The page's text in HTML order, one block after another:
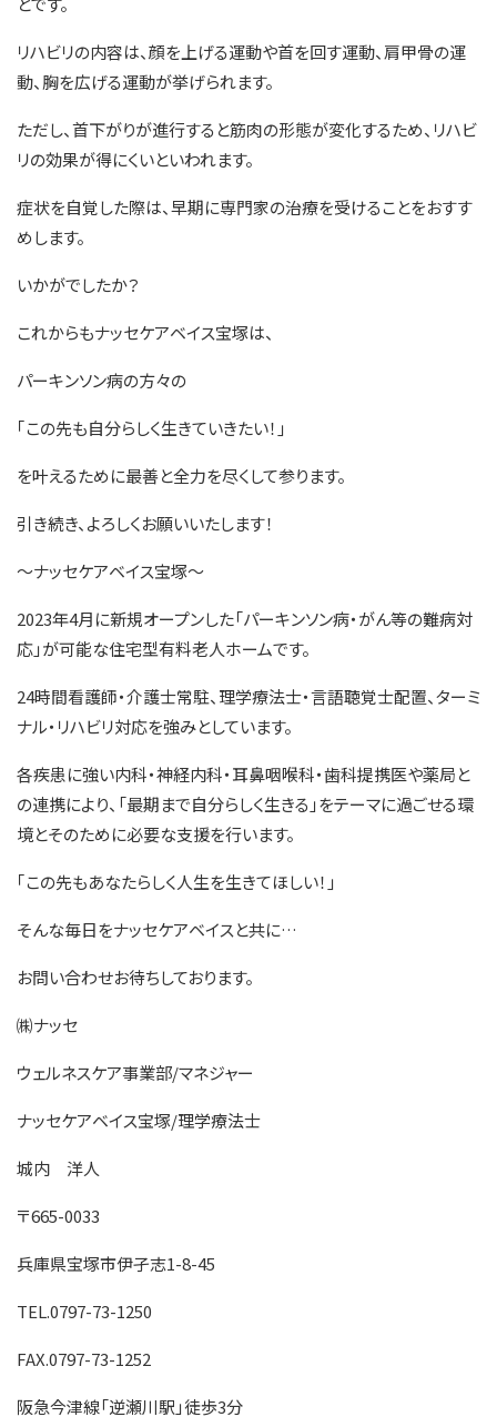
リハビリの内容は、顔を上げる運動や首を回す運動、肩甲骨の運
動、胸を広げる運動が挙げられます。
ただし、首下がりが進行すると筋肉の形態が変化するため、リハビ
リの効果が得にくいといわれます。
症状を自覚した際は、早期に専門家の治療を受けることをおすす
めします。
いかがでしたか？
これからもナッセケアベイス宝塚は、
パーキンソン病の方々の
｢この先も自分らしく生きていきたい！｣
を叶えるために最善と全力を尽くして参ります。
引き続き、よろしくお願いいたします！
～ナッセケアベイス宝塚～
2023年4月に新規オープンした「パーキンソン病・がん等の難病対
応」が可能な住宅型有料老人ホームです。
24時間看護師・介護士常駐、理学療法士・言語聴覚士配置、ターミ
ナル・リハビリ対応を強みとしています。
各疾患に強い内科・神経内科・耳鼻咽喉科・歯科提携医や薬局と
の連携により、「最期まで自分らしく生きる」をテーマに過ごせる環
境とそのために必要な支援を行います。
｢この先もあなたらしく人生を生きてほしい！｣
そんな毎日をナッセケアベイスと共に…
お問い合わせお待ちしております。
㈱ナッセ
ウェルネスケア事業部/マネジャー
ナッセケアベイス宝塚/理学療法士
城内 洋人
〒665-0033
兵庫県宝塚市伊孑志1-8-45
TEL.0797-73-1250
FAX.0797-73-1252
阪急今津線「逆瀬川駅」徒歩3分